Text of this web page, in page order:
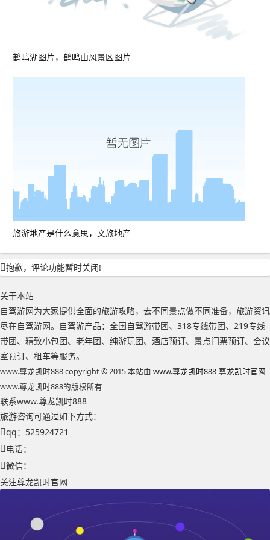
鹤鸣湖图片，鹤鸣山风景区图片
旅游地产是什么意思，文旅地产
抱歉，评论功能暂时关闭!
关于本站
自驾游网为大家提供全面的旅游攻略，去不同景点做不同准备，旅游资讯
尽在自驾游网。自驾游产品：全国自驾游带团、318专线带团、219专线
带团、精致小包团、老年团、纯游玩团、酒店预订、景点门票预订、会议
室预订、租车等服务。
www.尊龙凯时888 copyright © 2015 本站由 www.尊龙凯时888-尊龙凯时官网
www.尊龙凯时888的版权所有
联系www.尊龙凯时888
旅游咨询可通过如下方式：
qq：525924721
电话：
微信：
关注尊龙凯时官网